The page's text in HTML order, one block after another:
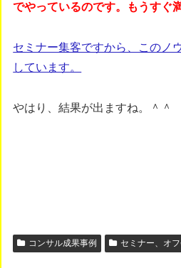
でやっているのです。もうすぐ
セミナー集客ですから、このノ
しています。
やはり、結果が出ますね。＾＾
コンサル成果事例 セミナー、オ